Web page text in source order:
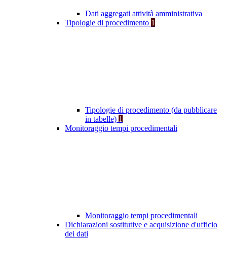
Dati aggregati attività amministrativa
Tipologie di procedimento 1
Tipologie di procedimento (da pubblicare
in tabelle) 1
Monitoraggio tempi procedimentali
Monitoraggio tempi procedimentali
Dichiarazioni sostitutive e acquisizione d'ufficio
dei dati